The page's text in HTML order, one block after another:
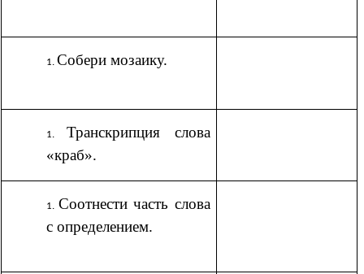
Собери мозаику.
Транскрипция слова
«краб».
Соотнести часть слова
с определением.